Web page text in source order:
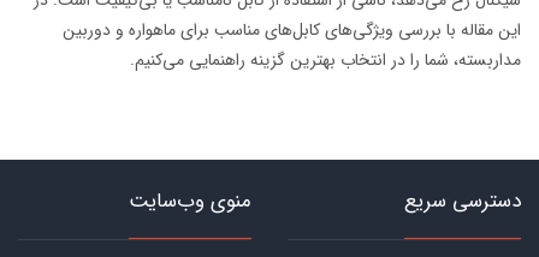
این مقاله با بررسی ویژگی‌های کابل‌های مناسب برای ماهواره و دوربین
مداربسته، شما را در انتخاب بهترین گزینه راهنمایی می‌کنیم.
دسترسی سریع منوی وب‌سایت